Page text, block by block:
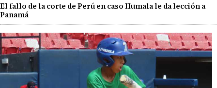
El fallo de la corte de Perú en caso Humala le da lección a
Panamá